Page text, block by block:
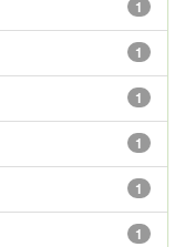
1
1
1
1
1
1